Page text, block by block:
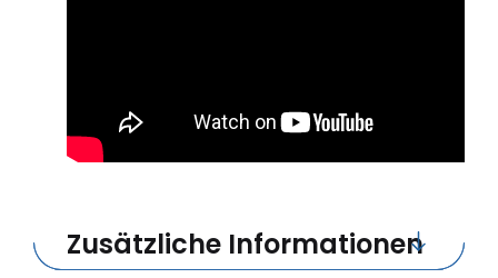
Zusätzliche Informationen